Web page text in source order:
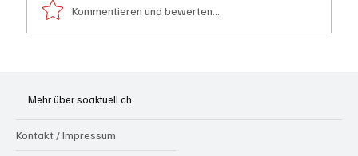
bedeutet
Kommentieren und bewerten...
Mehr über soaktuell.ch
Kontakt / Impressum